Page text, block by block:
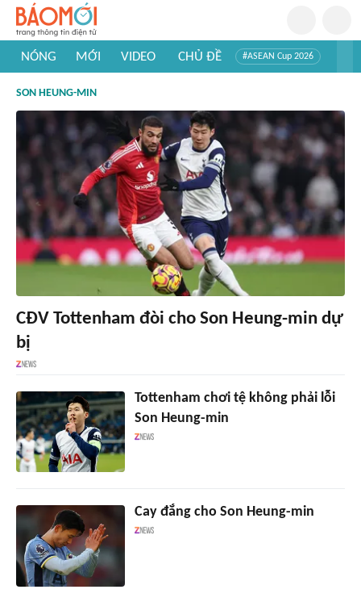
NÓNG MỚI VIDEO CHỦ ĐỀ #ASEAN Cup 2026
#Khám phá thế giới
SON HEUNG-MIN
CĐV Tottenham đòi cho Son Heung-min dự
bị
Tottenham chơi tệ không phải lỗi
Son Heung-min
Cay đắng cho Son Heung-min